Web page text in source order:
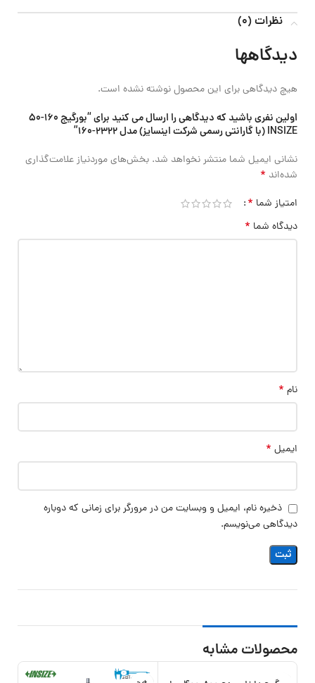
نظرات (0)
دیدگاهها
هیچ دیدگاهی برای این محصول نوشته نشده است.
اولین نفری باشید که دیدگاهی را ارسال می کنید برای “بورگیج 160-50
INSIZE (با گارانتی رسمی شرکت اینسایز) مدل 2322-160”
نشانی ایمیل شما منتشر نخواهد شد. بخش‌های موردنیاز علامت‌گذاری
شده‌اند *
امتیاز شما *
دیدگاه شما *
نام *
ایمیل *
ذخیره نام، ایمیل و وبسایت من در مرورگر برای زمانی که دوباره
دیدگاهی می‌نویسم.
محصولات مشابه